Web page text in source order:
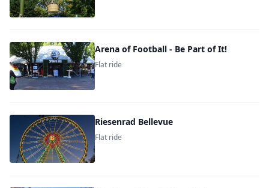
Arena of Football - Be Part of It!
Flat ride
Riesenrad Bellevue
Flat ride